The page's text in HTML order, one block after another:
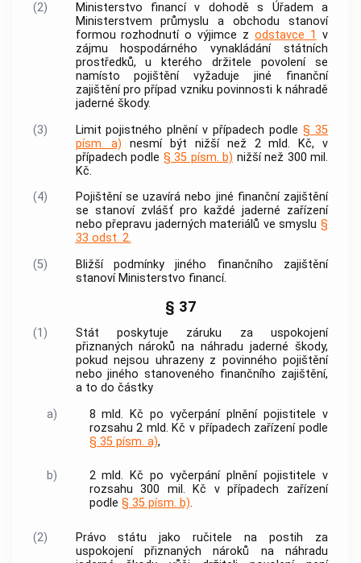
(2)
Ministerstvo financí v dohodě s Úřadem a
Ministerstvem průmyslu a obchodu stanoví
formou rozhodnutí o výjimce zodstavce 1 v
zájmu hospodárného vynakládání státních
prostředků, u kterého držitele povolení se
namísto pojištění vyžaduje jiné finanční
zajištění pro případ vzniku povinnosti k náhradě
jaderné škody.
(3)
Limit pojistného plnění v případech podle§ 35
písm. a) nesmí být nižší než 2 mld. Kč, v
případech podle § 35 písm. b) nižší než 300 mil.
Kč.
(4)
Pojištění se uzavírá nebo jiné finanční zajištění
se stanoví zvlášť pro každé jaderné zařízení
nebo přepravu jaderných materiálů ve smyslu §
33 odst. 2.
(5)
Bližší podmínky jiného finančního zajištění
stanoví Ministerstvo financí.
§ 37
(1)
Stát poskytuje záruku za uspokojení
přiznaných nároků na náhradu jaderné škody,
pokud nejsou uhrazeny z povinného pojištění
nebo jiného stanoveného finančního zajištění,
a to do částky
a)
8 mld. Kč po vyčerpání plnění pojistitele v
rozsahu 2 mld. Kč v případech zařízení podle
§ 35 písm. a),
b)
2 mld. Kč po vyčerpání plnění pojistitele v
rozsahu 300 mil. Kč v případech zařízení
podle § 35 písm. b).
(2)
Právo státu jako ručitele na postih za
uspokojení přiznaných nároků na náhradu